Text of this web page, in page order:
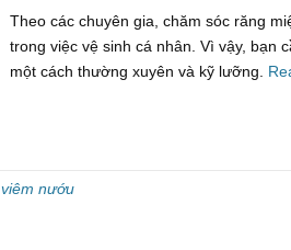
Theo các chuyên gia, chăm sóc răng
trong việc vệ sinh cá nhân. Vì vậy, bạn
một cách thường xuyên và kỹ lưỡng.
viêm nướu